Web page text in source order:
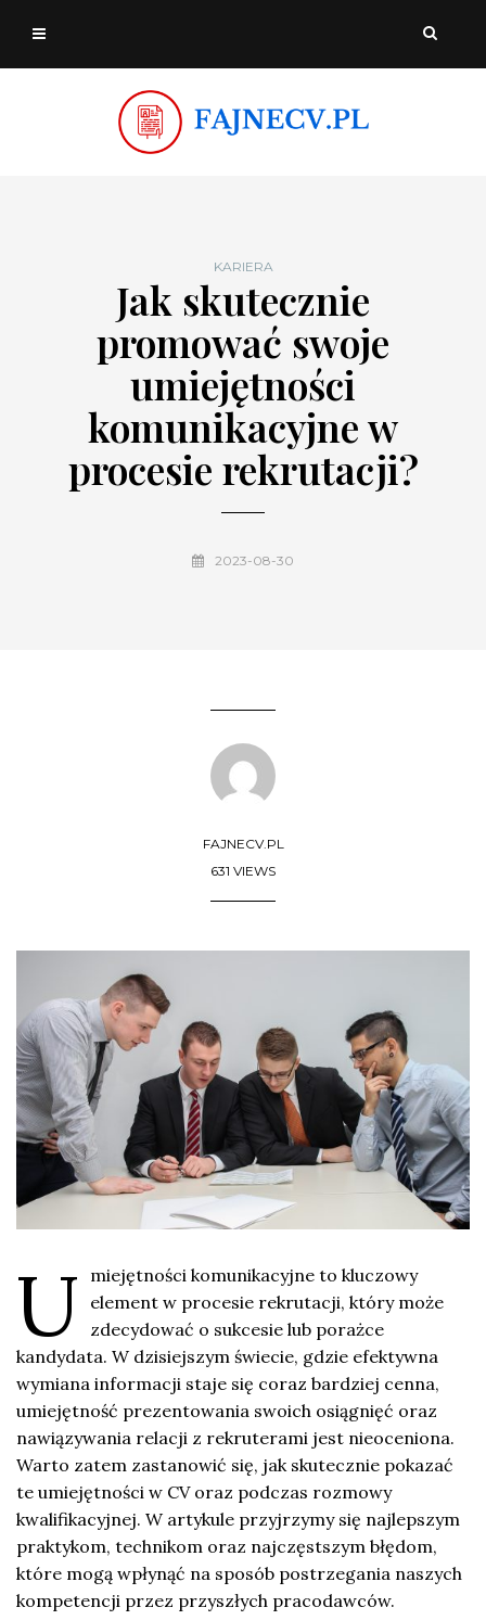
KARIERA
Jak skutecznie
promować swoje
umiejętności
komunikacyjne w
procesie rekrutacji?
2023-08-30
FAJNECV.PL
631 VIEWS
U
miejętności komunikacyjne to kluczowy
element w procesie rekrutacji, który może
zdecydować o sukcesie lub porażce
kandydata. W dzisiejszym świecie, gdzie efektywna
wymiana informacji staje się coraz bardziej cenna,
umiejętność prezentowania swoich osiągnięć oraz
nawiązywania relacji z rekruterami jest nieoceniona.
Warto zatem zastanowić się, jak skutecznie pokazać
te umiejętności w CV oraz podczas rozmowy
kwalifikacyjnej. W artykule przyjrzymy się najlepszym
praktykom, technikom oraz najczęstszym błędom,
które mogą wpłynąć na sposób postrzegania naszych
kompetencji przez przyszłych pracodawców.